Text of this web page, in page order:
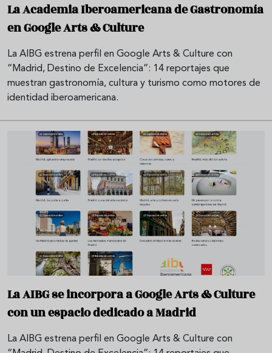
La Academia Iberoamericana de Gastronomía
en Google Arts & Culture
La AIBG estrena perfil en Google Arts & Culture con
“Madrid, Destino de Excelencia”: 14 reportajes que
muestran gastronomía, cultura y turismo como motores de
identidad iberoamericana.
La AIBG se incorpora a Google Arts & Culture
con un espacio dedicado a Madrid
La AIBG estrena perfil en Google Arts & Culture con